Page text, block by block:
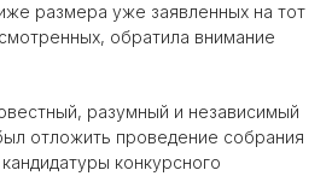
размера уже заявленных на тот
обратила внимание
разумный и независимый
отложить проведение собрания
конкурсного